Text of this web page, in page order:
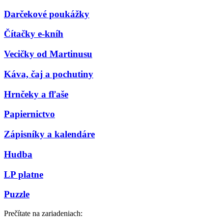
Darčekové poukážky
Čítačky e-kníh
Vecičky od Martinusu
Káva, čaj a pochutiny
Hrnčeky a fľaše
Papiernictvo
Zápisníky a kalendáre
Hudba
LP platne
Puzzle
Prečítate na zariadeniach: